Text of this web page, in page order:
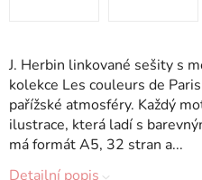
J. Herbin linkované sešity s
kolekce Les couleurs de
pařížské atmosféry. Každý
ilustrace, která ladí s
má formát A5, 32 stran a...
Detailní popis